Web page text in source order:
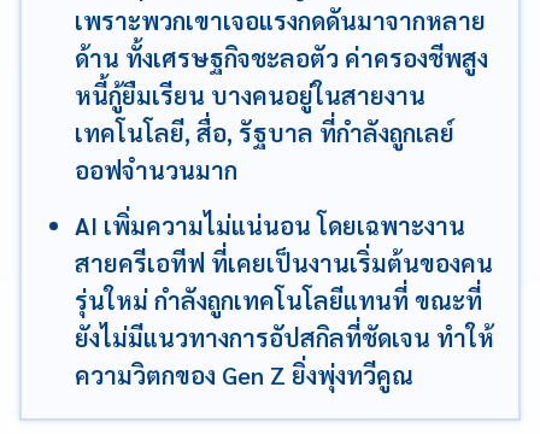
เพราะพวกเขาเจอแรงกดดันมาจากหลาย
ด้าน ทั้งเศรษฐกิจชะลอตัว ค่าครองชีพสูง
หนี้กู้ยืมเรียน บางคนอยู่ในสายงาน
เทคโนโลยี, สื่อ, รัฐบาล ที่กำลังถูกเลย์
ออฟจำนวนมาก
AI เพิ่มความไม่แน่นอน โดยเฉพาะงาน
สายครีเอทีฟ ที่เคยเป็นงานเริ่มต้นของคน
รุ่นใหม่ กำลังถูกเทคโนโลยีแทนที่ ขณะที่
ยังไม่มีแนวทางการอัปสกิลที่ชัดเจน ทำให้
ความวิตกของ Gen Z ยิ่งพุ่งทวีคูณ